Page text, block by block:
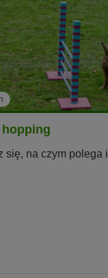
się, na czym polega